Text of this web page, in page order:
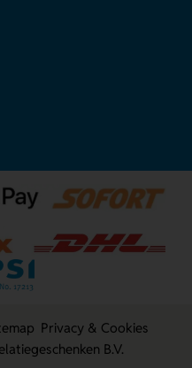
Privacy & Cookies
B.V.